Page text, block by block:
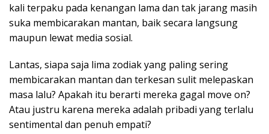
kali terpaku pada kenangan lama dan tak jarang masih
suka membicarakan mantan, baik secara langsung
maupun lewat media sosial.
Lantas, siapa saja lima zodiak yang paling sering
membicarakan mantan dan terkesan sulit melepaskan
masa lalu? Apakah itu berarti mereka gagal move on?
Atau justru karena mereka adalah pribadi yang terlalu
sentimental dan penuh empati?